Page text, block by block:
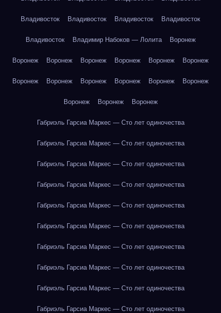
Владивосток Владивосток Владивосток Владивосток
Владивосток Владимир Набоков — Лолита Воронеж
Воронеж Воронеж Воронеж Воронеж Воронеж Воронеж
Воронеж Воронеж Воронеж Воронеж Воронеж Воронеж
Воронеж Воронеж Воронеж
Габриэль Гарсиа Маркес — Сто лет одиночества
Габриэль Гарсиа Маркес — Сто лет одиночества
Габриэль Гарсиа Маркес — Сто лет одиночества
Габриэль Гарсиа Маркес — Сто лет одиночества
Габриэль Гарсиа Маркес — Сто лет одиночества
Габриэль Гарсиа Маркес — Сто лет одиночества
Габриэль Гарсиа Маркес — Сто лет одиночества
Габриэль Гарсиа Маркес — Сто лет одиночества
Габриэль Гарсиа Маркес — Сто лет одиночества
Габриэль Гарсиа Маркес — Сто лет одиночества